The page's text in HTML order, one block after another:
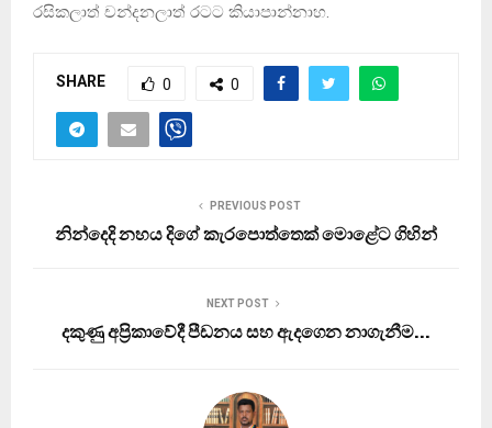
රසිකලාත් චන්දනලාත් රටට කියාපාන්නාහ.
SHARE 0 0
PREVIOUS POST
නින්දෙදි නහය දිගේ කැරපොත්තෙක් මොළේට ගිහින්
NEXT POST
දකුණු අප්‍රිකාවේදී පීඩනය සහ ඇදගෙන නාගැනීම…